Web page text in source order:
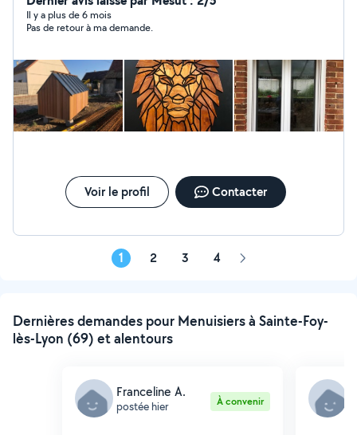
Il y a plus de 6 mois
Pas de retour à ma demande.
Voir le profil Contacter
1 2 3 4 Page
Dernières demandes pour Menuisiers à Sainte-Foy-
lès-Lyon (69) et alentours
Franceline A.
postée hier À convenir